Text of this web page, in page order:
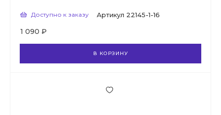
Доступно к заказу Артикул 22145-1-16
1 090 ₽
В КОРЗИНУ